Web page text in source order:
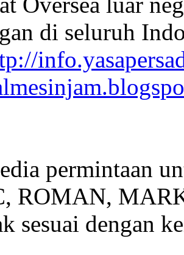
di seluruh
permintaan
ROMAN,
sesuai dengan